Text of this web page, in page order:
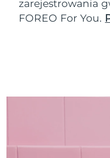
zarejestrowania
FOREO For You.